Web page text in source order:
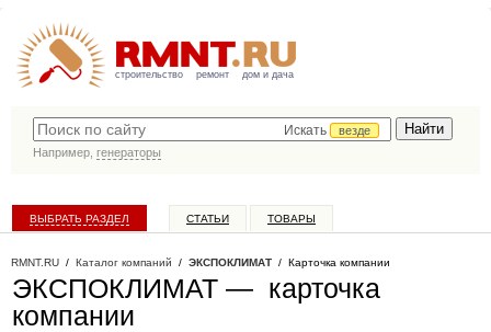
строительство ремонт дом и дача
Искать
везде
Например, генераторы
ВЫБРАТЬ РАЗДЕЛ СТАТЬИ ТОВАРЫ
RMNT.RU / Каталог компаний / ЭКСПОКЛИМАТ / Карточка компании
ЭКСПОКЛИМАТ — карточка
компании